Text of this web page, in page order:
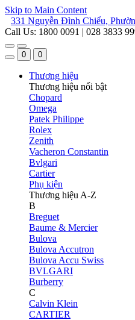
Skip to Main Content
331 Nguyễn Đình Chiểu,
Call Us: 1800 0091 | 028 3833
0 0
Thương hiệu
Thương hiệu nổi bật
Chopard
Omega
Patek Philippe
Rolex
Zenith
Vacheron Constantin
Bvlgari
Cartier
Phụ kiện
Thương hiệu A-Z
B
Breguet
Baume & Mercier
Bulova
Bulova Accutron
Bulova Accu Swiss
BVLGARI
Burberry
C
Calvin Klein
CARTIER